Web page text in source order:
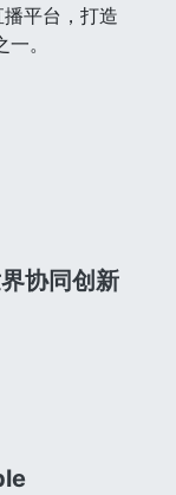
平台，打造
。
协同创新